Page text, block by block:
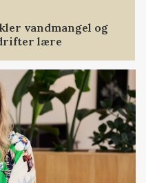
vandmangel og
lære